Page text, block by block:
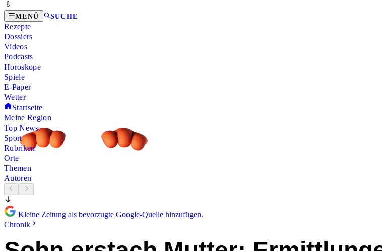
MENÜ SUCHE
Rezepte
Dossiers
Videos
Podcasts
Horoskope
Spiele
E-Paper
Wetter
Startseite
Meine Region
Top News
Sport
Rubriken
Orte
Themen
Autoren
Kleine Zeitung als bevorzugte Google-Quelle hinzufügen.
Chronik